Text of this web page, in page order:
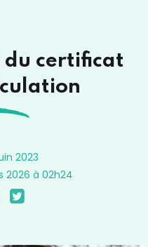
du certificat
2023
2026 à 02h24